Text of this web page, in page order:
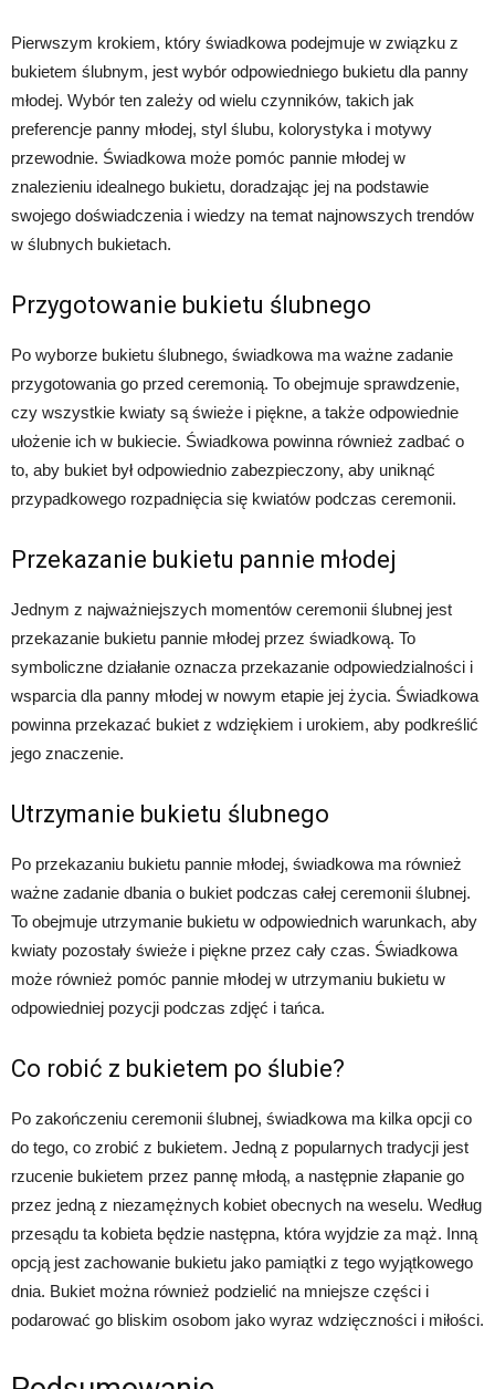
Pierwszym krokiem, który świadkowa podejmuje w związku z
bukietem ślubnym, jest wybór odpowiedniego bukietu dla panny
młodej. Wybór ten zależy od wielu czynników, takich jak
preferencje panny młodej, styl ślubu, kolorystyka i motywy
przewodnie. Świadkowa może pomóc pannie młodej w
znalezieniu idealnego bukietu, doradzając jej na podstawie
swojego doświadczenia i wiedzy na temat najnowszych trendów
w ślubnych bukietach.
Przygotowanie bukietu ślubnego
Po wyborze bukietu ślubnego, świadkowa ma ważne zadanie
przygotowania go przed ceremonią. To obejmuje sprawdzenie,
czy wszystkie kwiaty są świeże i piękne, a także odpowiednie
ułożenie ich w bukiecie. Świadkowa powinna również zadbać o
to, aby bukiet był odpowiednio zabezpieczony, aby uniknąć
przypadkowego rozpadnięcia się kwiatów podczas ceremonii.
Przekazanie bukietu pannie młodej
Jednym z najważniejszych momentów ceremonii ślubnej jest
przekazanie bukietu pannie młodej przez świadkową. To
symboliczne działanie oznacza przekazanie odpowiedzialności i
wsparcia dla panny młodej w nowym etapie jej życia. Świadkowa
powinna przekazać bukiet z wdziękiem i urokiem, aby podkreślić
jego znaczenie.
Utrzymanie bukietu ślubnego
Po przekazaniu bukietu pannie młodej, świadkowa ma również
ważne zadanie dbania o bukiet podczas całej ceremonii ślubnej.
To obejmuje utrzymanie bukietu w odpowiednich warunkach, aby
kwiaty pozostały świeże i piękne przez cały czas. Świadkowa
może również pomóc pannie młodej w utrzymaniu bukietu w
odpowiedniej pozycji podczas zdjęć i tańca.
Co robić z bukietem po ślubie?
Po zakończeniu ceremonii ślubnej, świadkowa ma kilka opcji co
do tego, co zrobić z bukietem. Jedną z popularnych tradycji jest
rzucenie bukietem przez pannę młodą, a następnie złapanie go
przez jedną z niezamężnych kobiet obecnych na weselu. Według
przesądu ta kobieta będzie następna, która wyjdzie za mąż. Inną
opcją jest zachowanie bukietu jako pamiątki z tego wyjątkowego
dnia. Bukiet można również podzielić na mniejsze części i
podarować go bliskim osobom jako wyraz wdzięczności i miłości.